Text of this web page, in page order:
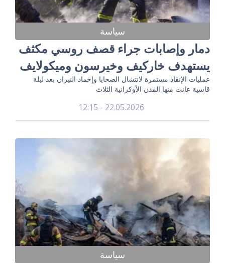
سياسة
دمار وإصابات جراء قصف روسي مكثف
يستهدف خاركيف وخيرسون وميكولايف
عمليات الإنقاذ مستمرة لانتشال الضحايا وإخماد النيران بعد ليلة
قاسية عانت منها المدن الأوكرانية الثلاث
22.05.2026 - 12:15
سياسة